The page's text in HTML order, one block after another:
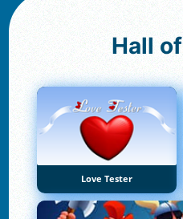
Hall of
Love Tester